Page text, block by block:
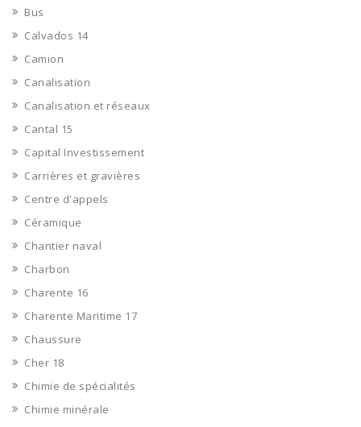
Bus
Calvados 14
Camion
Canalisation
Canalisation et réseaux
Cantal 15
Capital Investissement
Carrières et gravières
Centre d'appels
Céramique
Chantier naval
Charbon
Charente 16
Charente Maritime 17
Chaussure
Cher 18
Chimie de spécialités
Chimie minérale